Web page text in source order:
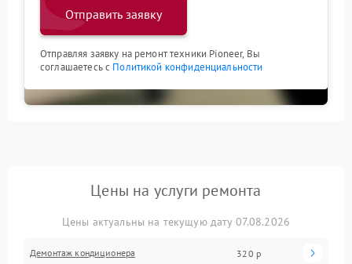
Отправить заявку
Отправляя заявку на ремонт техники Pioneer, Вы
соглашаетесь с Политикой конфиденциальности
Цены на услуги ремонта
Цены актуальны на текущую дату 07.08.2026
Демонтаж кондиционера 320 р